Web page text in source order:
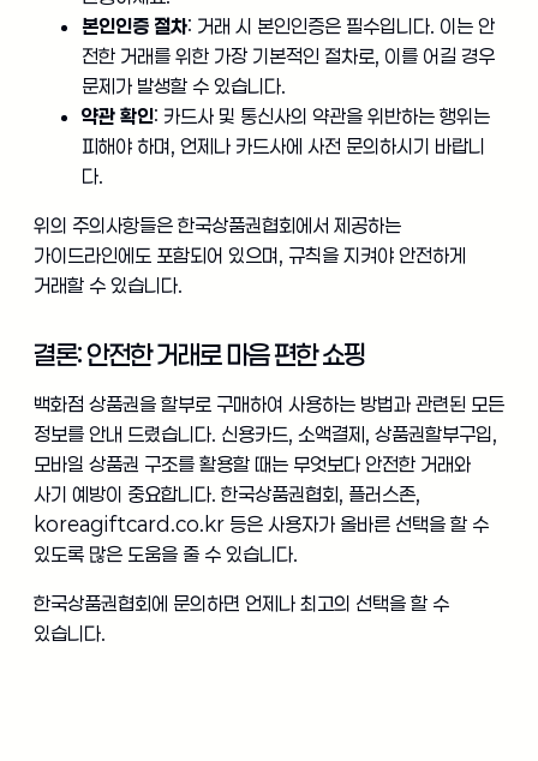
본인인증 절차: 거래 시 본인인증은 필수입니다. 이는 안
전한 거래를 위한 가장 기본적인 절차로, 이를 어길 경우
문제가 발생할 수 있습니다.
약관 확인: 카드사 및 통신사의 약관을 위반하는 행위는
피해야 하며, 언제나 카드사에 사전 문의하시기 바랍니
다.
위의 주의사항들은 한국상품권협회에서 제공하는
가이드라인에도 포함되어 있으며, 규칙을 지켜야 안전하게
거래할 수 있습니다.
결론: 안전한 거래로 마음 편한 쇼핑
백화점 상품권을 할부로 구매하여 사용하는 방법과 관련된 모든
정보를 안내 드렸습니다. 신용카드, 소액결제, 상품권할부구입,
모바일 상품권 구조를 활용할 때는 무엇보다 안전한 거래와
사기 예방이 중요합니다. 한국상품권협회, 플러스존,
koreagiftcard.co.kr 등은 사용자가 올바른 선택을 할 수
있도록 많은 도움을 줄 수 있습니다.
한국상품권협회에 문의하면 언제나 최고의 선택을 할 수
있습니다.